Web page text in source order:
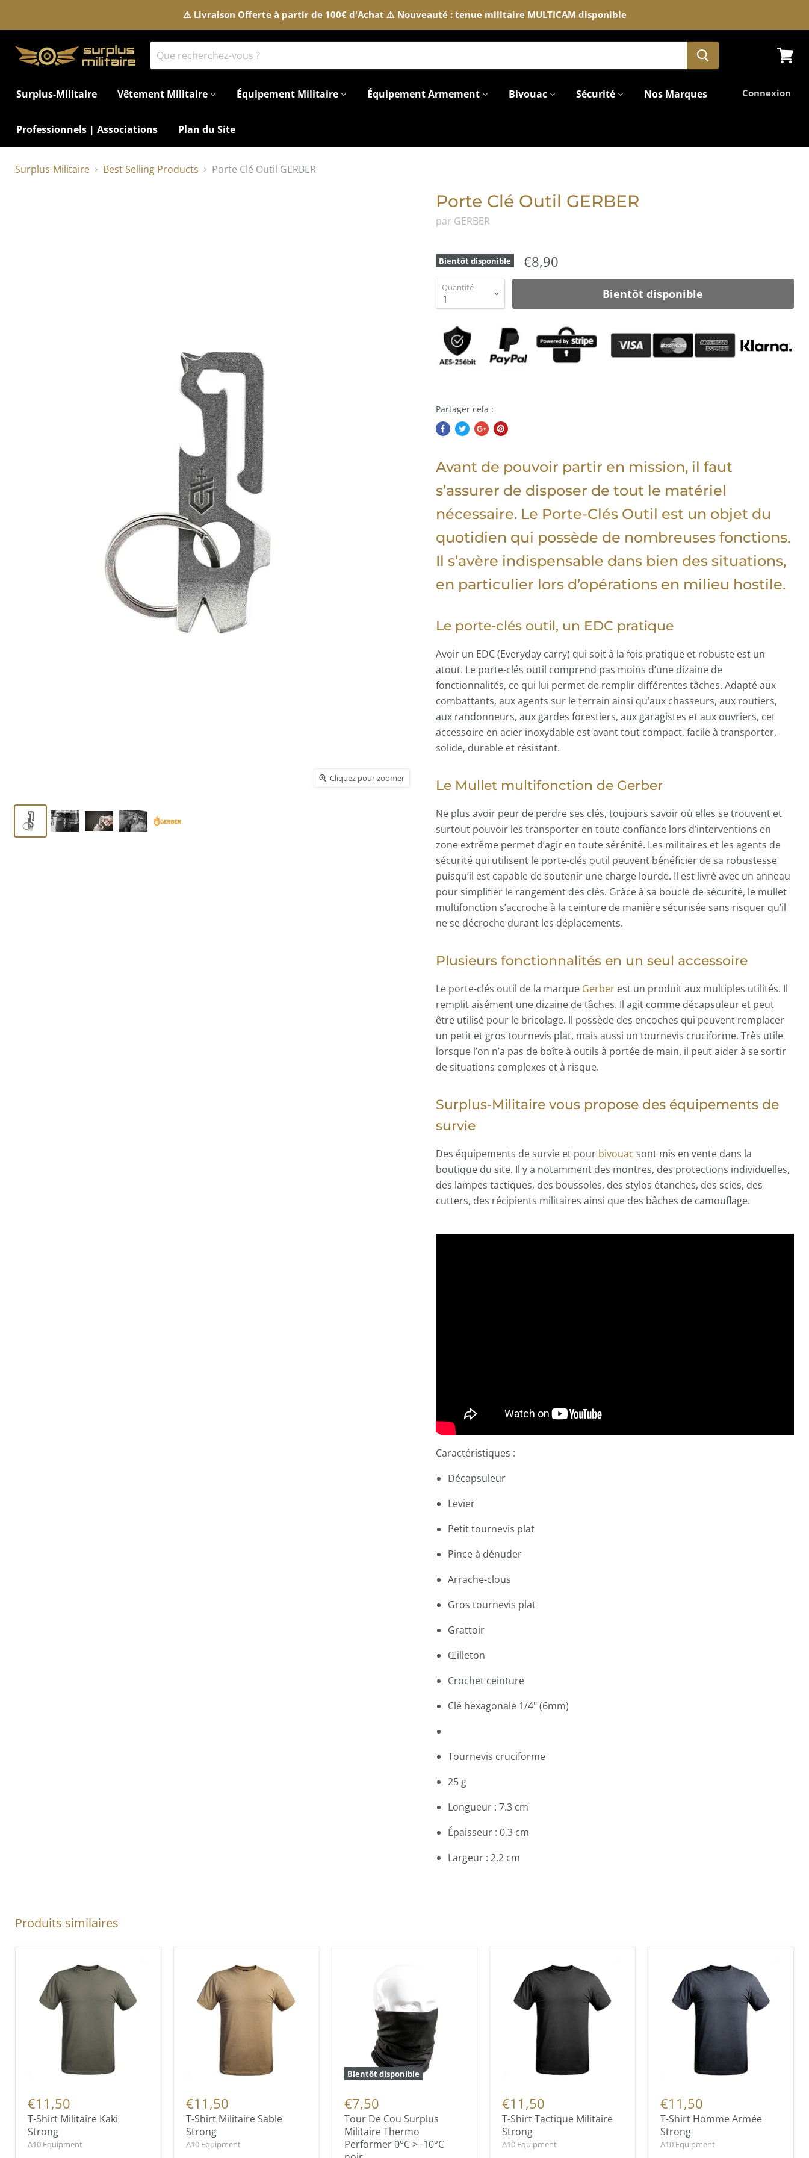
⚠️ Livraison Offerte à partir de 100€ d'Achat ⚠️ Nouveauté : tenue militaire MULTICAM disponible
panier
Surplus-Militaire Vêtement Militaire Équipement Militaire Équipement Armement Bivouac Sécurité Nos Marques
Professionnels | Associations Plan du Site
Connexion
Surplus-Militaire Best Selling Products Porte Clé Outil GERBER
Cliquez pour zoomer
Cliquez pour zoomer
Cliquez pour zoomer
Cliquez pour zoomer
Cliquez pour zoomer
Porte Clé Outil GERBER
par GERBER
Bientôt disponible €8,90
Quantité Bientôt disponible
Partager cela :
Avant de pouvoir partir en mission, il faut
s’assurer de disposer de tout le matériel
nécessaire. Le Porte-Clés Outil est un objet du
quotidien qui possède de nombreuses fonctions.
Il s’avère indispensable dans bien des situations,
en particulier lors d’opérations en milieu hostile.
Le porte-clés outil, un EDC pratique
Avoir un EDC (Everyday carry) qui soit à la fois pratique et robuste est un
atout. Le porte-clés outil comprend pas moins d’une dizaine de
fonctionnalités, ce qui lui permet de remplir différentes tâches. Adapté aux
combattants, aux agents sur le terrain ainsi qu’aux chasseurs, aux routiers,
aux randonneurs, aux gardes forestiers, aux garagistes et aux ouvriers, cet
accessoire en acier inoxydable est avant tout compact, facile à transporter,
solide, durable et résistant.
Le Mullet multifonction de Gerber
Ne plus avoir peur de perdre ses clés, toujours savoir où elles se trouvent et
surtout pouvoir les transporter en toute confiance lors d’interventions en
zone extrême permet d’agir en toute sérénité. Les militaires et les agents de
sécurité qui utilisent le porte-clés outil peuvent bénéficier de sa robustesse
puisqu’il est capable de soutenir une charge lourde. Il est livré avec un anneau
pour simplifier le rangement des clés. Grâce à sa boucle de sécurité, le mullet
multifonction s’accroche à la ceinture de manière sécurisée sans risquer qu’il
ne se décroche durant les déplacements.
Plusieurs fonctionnalités en un seul accessoire
Le porte-clés outil de la marque Gerberest un produit aux multiples utilités. Il
remplit aisément une dizaine de tâches. Il agit comme décapsuleur et peut
être utilisé pour le bricolage. Il possède des encoches qui peuvent remplacer
un petit et gros tournevis plat, mais aussi un tournevis cruciforme. Très utile
lorsque l’on n’a pas de boîte à outils à portée de main, il peut aider à se sortir
de situations complexes et à risque.
Surplus-Militaire vous propose des équipements de
survie
Des équipements de survie et pour bivouac sont mis en vente dans la
boutique du site. Il y a notamment des montres, des protections individuelles,
des lampes tactiques, des boussoles, des stylos étanches, des scies, des
cutters, des récipients militaires ainsi que des bâches de camouflage.
Caractéristiques :
Décapsuleur
Levier
Petit tournevis plat
Pince à dénuder
Arrache-clous
Gros tournevis plat
Grattoir
Œilleton
Crochet ceinture
Clé hexagonale 1/4" (6mm)
Tournevis cruciforme
25 g
Longueur : 7.3 cm
Épaisseur : 0.3 cm
Largeur : 2.2 cm
Produits similaires
€11,50
T-Shirt Militaire Kaki
Strong
A10 Equipment
€11,50
T-Shirt Militaire Sable
Strong
A10 Equipment
Bientôt disponible
€7,50
Tour De Cou Surplus
Militaire Thermo
Performer 0°C > -10°C
€11,50
T-Shirt Tactique Militaire
Strong
A10 Equipment
€11,50
T-Shirt Homme Armée
Strong
A10 Equipment